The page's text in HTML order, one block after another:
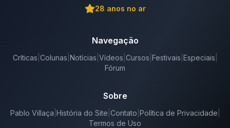
28 anos no ar
Navegação
Críticas Colunas Notícias Vídeos Cursos Festivais Especiais
Fórum
Sobre
Pablo Villaça História do Site Contato Política de Privacidade
Termos de Uso